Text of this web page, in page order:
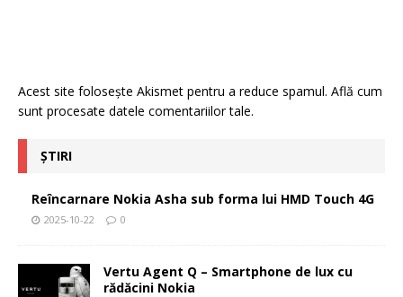
Acest site folosește Akismet pentru a reduce spamul. Află cum
sunt procesate datele comentariilor tale.
ȘTIRI
Reîncarnare Nokia Asha sub forma lui HMD Touch 4G
2025-10-22 0
Vertu Agent Q – Smartphone de lux cu
rădăcini Nokia